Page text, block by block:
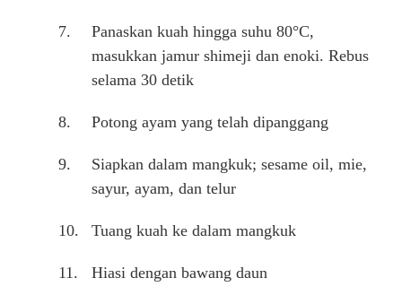
Panaskan kuah hingga suhu 80°C,
masukkan jamur shimeji dan enoki. Rebus
selama 30 detik
Potong ayam yang telah dipanggang
Siapkan dalam mangkuk; sesame oil, mie,
sayur, ayam, dan telur
Tuang kuah ke dalam mangkuk
Hiasi dengan bawang daun